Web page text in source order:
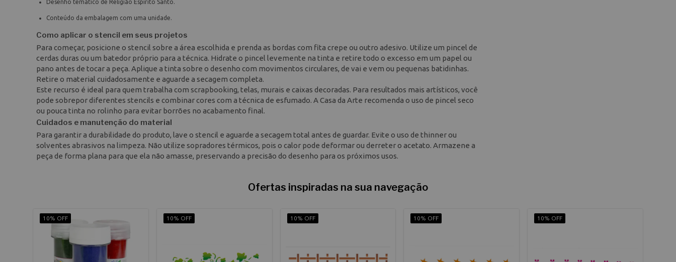
Desenho temático de Religião Espirito Santo.
Conteúdo da embalagem com uma unidade.
Como aplicar o stencil em seus projetos
Para começar, posicione o stencil sobre a área escolhida e prenda as bordas com fita crepe ou outro adesivo. Utilize um pincel de
cerdas duras ou um batedor próprio para a técnica. Hidrate o pincel levemente na tinta e retire todo o excesso em um papel ou
pano antes de tocar a peça. Aplique a tinta sobre o desenho com movimentos circulares, de vai e vem ou pequenas batidinhas.
Retire o material cuidadosamente e aguarde a secagem completa.
Este recurso é ideal para quem trabalha com scrapbooking, telas, murais e caixas decoradas. Para resultados mais artísticos, você
pode sobrepor diferentes stencils e combinar cores com a técnica de esfumado. A Casa da Arte recomenda o uso de pincel seco
ou pouca tinta no rolinho para evitar borrões no acabamento final.
Cuidados e manutenção do material
Para garantir a durabilidade do produto, lave o stencil e aguarde a secagem total antes de guardar. Evite o uso de thinner ou
solventes abrasivos na limpeza. Não utilize sopradores térmicos, pois o calor pode deformar ou derreter o acetato. Armazene a
peça de forma plana para que ela não amasse, preservando a precisão do desenho para os próximos usos.
Ofertas inspiradas na sua navegação
10% OFF 10% OFF 10% OFF 10% OFF 10% OFF